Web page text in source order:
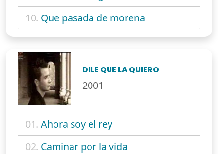
10. Que pasada de morena
DILE QUE LA QUIERO
2001
01. Ahora soy el rey
02. Caminar por la vida